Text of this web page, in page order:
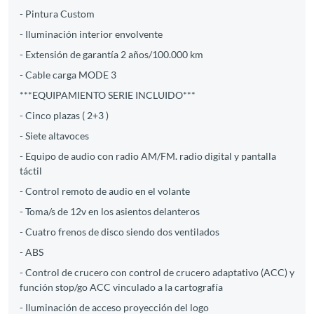
- Pintura Custom
- Iluminación interior envolvente
- Extensión de garantía 2 años/100.000 km
- Cable carga MODE 3
***EQUIPAMIENTO SERIE INCLUIDO***
- Cinco plazas ( 2+3 )
- Siete altavoces
- Equipo de audio con radio AM/FM. radio digital y pantalla
táctil
- Control remoto de audio en el volante
- Toma/s de 12v en los asientos delanteros
- Cuatro frenos de disco siendo dos ventilados
- ABS
- Control de crucero con control de crucero adaptativo (ACC) y
función stop/go ACC vinculado a la cartografía
- Iluminación de acceso proyección del logo